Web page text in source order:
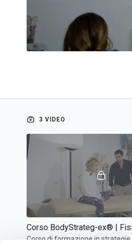
3 VIDEO
Corso di formazione in strategie